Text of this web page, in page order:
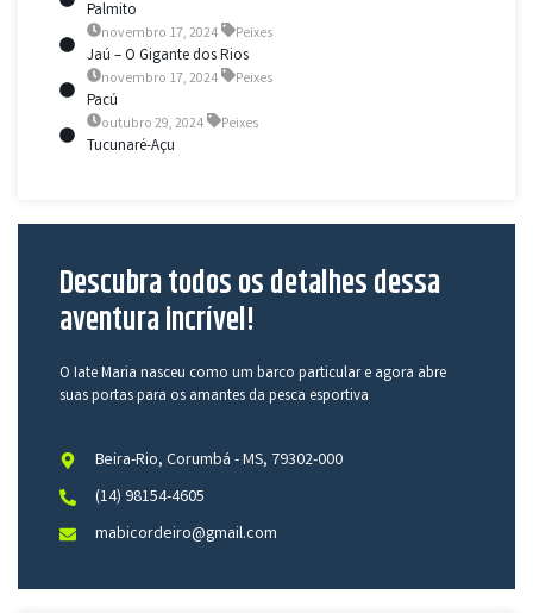
Palmito
novembro 17, 2024 Peixes
Jaú – O Gigante dos Rios
novembro 17, 2024 Peixes
Pacú
outubro 29, 2024 Peixes
Tucunaré-Açu
Descubra todos os detalhes dessa
aventura incrível!
O Iate Maria nasceu como um barco particular e agora abre
suas portas para os amantes da pesca esportiva
Beira-Rio, Corumbá - MS, 79302-000
(14) 98154-4605
mabicordeiro@gmail.com